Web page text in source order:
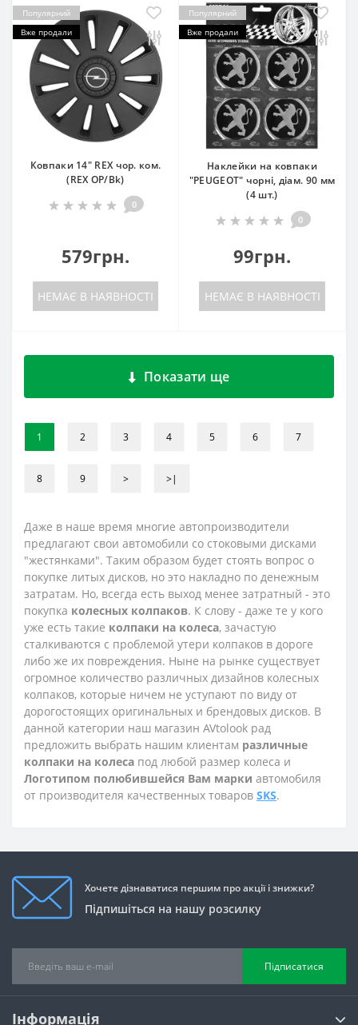
Популярний
Вже продали
Ковпаки 14" REX чор. ком.
(REX OP/Bk)
0
579грн.
НЕМАЄ В НАЯВНОСТІ
Популярний
Вже продали
Наклейки на ковпаки
"PEUGEOT" чорні, діам. 90 мм
(4 шт.)
0
99грн.
НЕМАЄ В НАЯВНОСТІ
Показати ще
1 2 3 4 5 6 7
8 9 > >|
Даже в наше время многие автопроизводители
предлагают свои автомобили со стоковыми дисками
"жестянками". Таким образом будет стоять вопрос о
покупке литых дисков, но это накладно по денежным
затратам. Но, всегда есть выход менее затратный - это
покупка колесных колпаков. К слову - даже те у кого
уже есть такие колпаки на колеса, зачастую
сталкиваются с проблемой утери колпаков в дороге
либо же их повреждения. Ныне на рынке существует
огромное количество различных дизайнов колесных
колпаков, которые ничем не уступают по виду от
дорогостоящих оригинальных и брендовых дисков. В
данной категории наш магазин AVtolook рад
предложить выбрать нашим клиентам различные
колпаки на колеса под любой размер колеса и
Логотипом полюбившейся Вам марки автомобиля
от производителя качественных товаров SKS.
Хочете дізнаватися першим про акції і знижки?
Підпишіться на нашу розсилку
Підписатися
Інформація